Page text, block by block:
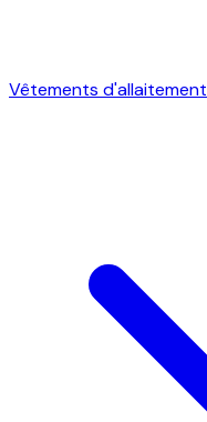
Vêtements d'allaitement